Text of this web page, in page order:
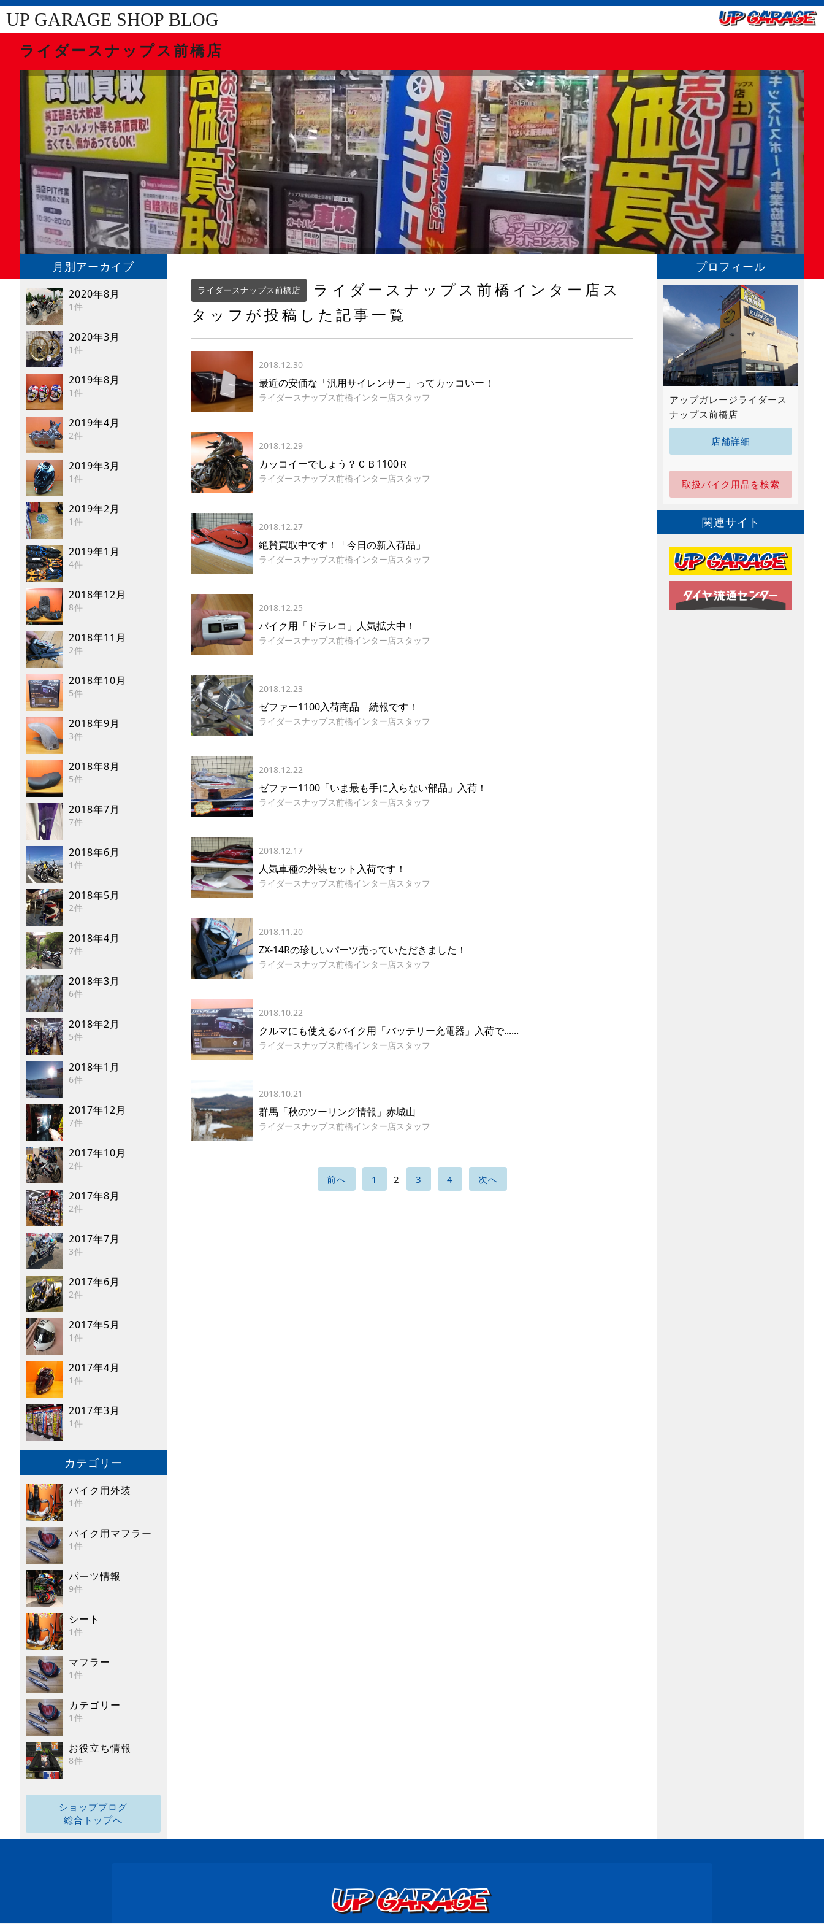
UP GARAGE SHOP BLOG
ライダースナップス前橋店
月別アーカイブ
2020年8月
1件
2020年3月
1件
2019年8月
1件
2019年4月
2件
2019年3月
1件
2019年2月
1件
2019年1月
4件
2018年12月
8件
2018年11月
2件
2018年10月
5件
2018年9月
3件
2018年8月
5件
2018年7月
7件
2018年6月
1件
2018年5月
2件
2018年4月
7件
2018年3月
6件
2018年2月
5件
2018年1月
6件
2017年12月
7件
2017年10月
2件
2017年8月
2件
2017年7月
3件
2017年6月
2件
2017年5月
1件
2017年4月
1件
2017年3月
1件
カテゴリー
バイク用外装
1件
バイク用マフラー
1件
パーツ情報
9件
シート
1件
マフラー
1件
カテゴリー
1件
お役立ち情報
8件
ショップブログ
総合トップへ
ライダースナップス前橋店
ライダースナップス前橋インター店ス
タッフが投稿した記事一覧
2018.12.30
最近の安価な「汎用サイレンサー」ってカッコいー！
ライダースナップス前橋インター店スタッフ
2018.12.29
カッコイーでしょう？ＣＢ1100Ｒ
ライダースナップス前橋インター店スタッフ
2018.12.27
絶賛買取中です！「今日の新入荷品」
ライダースナップス前橋インター店スタッフ
2018.12.25
バイク用「ドラレコ」人気拡大中！
ライダースナップス前橋インター店スタッフ
2018.12.23
ゼファー1100入荷商品 続報です！
ライダースナップス前橋インター店スタッフ
2018.12.22
ゼファー1100「いま最も手に入らない部品」入荷！
ライダースナップス前橋インター店スタッフ
2018.12.17
人気車種の外装セット入荷です！
ライダースナップス前橋インター店スタッフ
2018.11.20
ZX-14Rの珍しいパーツ売っていただきました！
ライダースナップス前橋インター店スタッフ
2018.10.22
クルマにも使えるバイク用「バッテリー充電器」入荷で......
ライダースナップス前橋インター店スタッフ
2018.10.21
群馬「秋のツーリング情報」赤城山
ライダースナップス前橋インター店スタッフ
前へ 1 2 3 4 次へ
プロフィール
アップガレージライダース
ナップス前橋店
店舗詳細
取扱バイク用品を検索
関連サイト